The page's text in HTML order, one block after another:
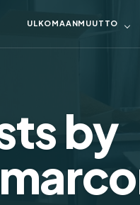
ULKOMAANMUUTTO
by